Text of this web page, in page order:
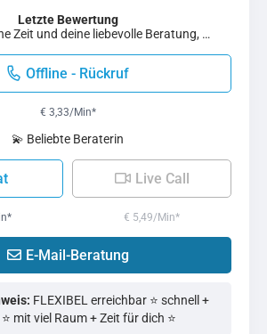
Letzte Bewertung
Zeit und deine liebevolle Beratung, …
Offline - Rückruf
€ 3,33/Min*
💫 Beliebte Beraterin
*
Live Call
€ 5,49/Min*
E-Mail-Beratung
FLEXIBEL erreichbar ⭐️ schnell +
mit viel Raum + Zeit für dich ⭐️